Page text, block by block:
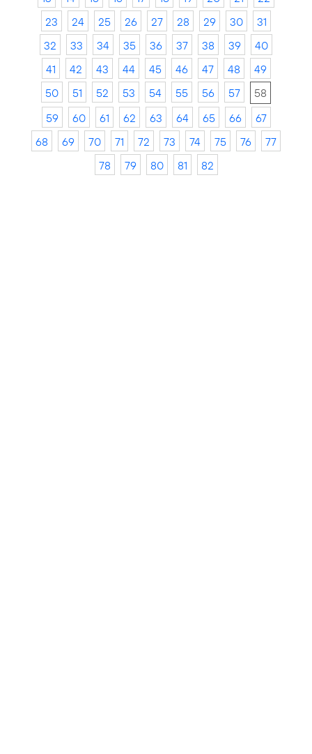
23
24 25 26 27 28 29 30
31
32
33 34 35 36 37 38 39
40
41
42 43 44 45 46 47 48
49
50
51 52 53 54 55 56 57
58
59
60 61 62 63 64 65 66
67
68
69 70 71 72 73 74 75 76
77
78
79 80 81 82